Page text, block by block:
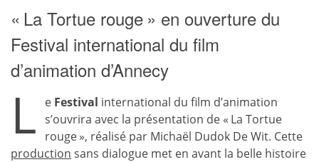
« La Tortue rouge » en ouverture du
Festival international du film
d’animation d’Annecy
L e Festival international du film d’animation
s’ouvrira avec la présentation de « La Tortue
rouge », réalisé par Michaël Dudok De Wit. Cette
production sans dialogue met en avant la belle histoire